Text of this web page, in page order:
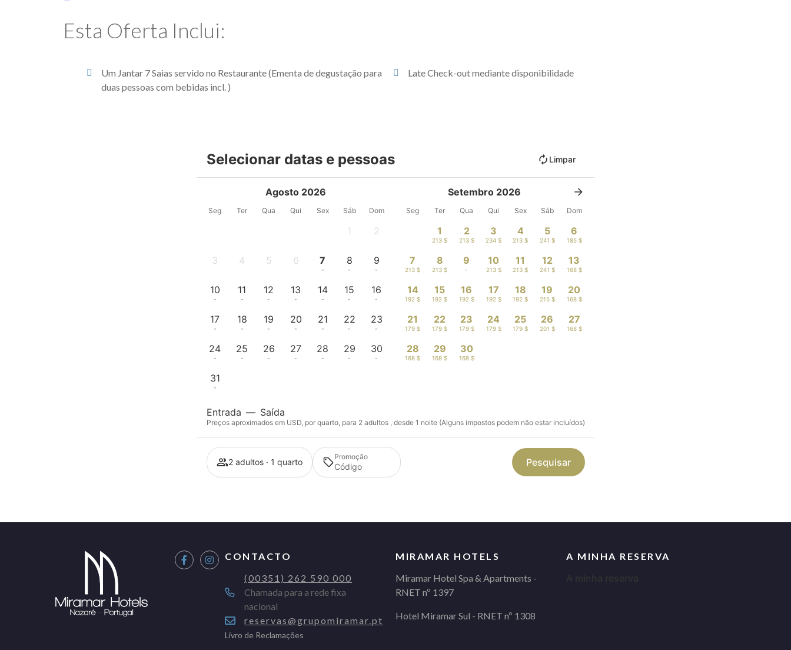
Esta Oferta Inclui:
Um Jantar 7 Saias servido no Restaurante (Ementa de degustação para
duas pessoas com bebidas incl. )
Late Check-out mediante disponibilidade
Selecionar datas e pessoas Limpar
Agosto 2026
Seg Ter Qua Qui Sex Sáb Dom
1 2
3 4 5 6 7
-
8
-
9
-
10
-
11
-
12
-
13
-
14
-
15
-
16
-
17
-
18
-
19
-
20
-
21
-
22
-
23
-
24
-
25
-
26
-
27
-
28
-
29
-
30
-
31
-
Setembro 2026
Seg Ter Qua Qui Sex Sáb Dom
1
213 $
2
213 $
3
234 $
4
213 $
5
241 $
6
185 $
7
213 $
8
213 $
9
-
10
213 $
11
213 $
12
241 $
13
168 $
14
192 $
15
192 $
16
192 $
17
192 $
18
192 $
19
215 $
20
168 $
21
179 $
22
179 $
23
179 $
24
179 $
25
179 $
26
201 $
27
168 $
28
168 $
29
168 $
30
168 $
Entrada — Saída
Preços aproximados em USD, por quarto, para 2 adultos , desde 1 noite (Alguns impostos podem não estar incluídos)
2 adultos · 1 quarto Promoção Pesquisar
CONTACTO
(00351) 262 590 000
Chamada para a rede fixa
nacional
reservas@grupomiramar.pt
Livro de Reclamações
MIRAMAR HOTELS
Miramar Hotel Spa & Apartments -
RNET nº 1397
Hotel Miramar Sul - RNET nº 1308
A MINHA RESERVA